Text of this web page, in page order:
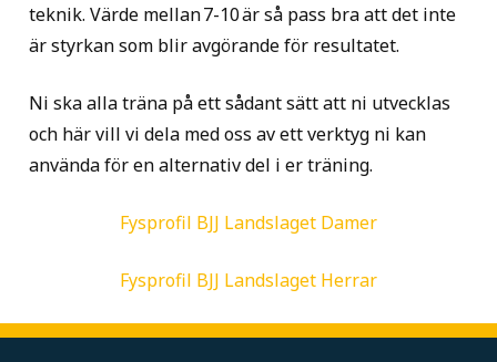
teknik. Värde mellan 7-10 är så pass bra att det inte
är styrkan som blir avgörande för resultatet.
Ni ska alla träna på ett sådant sätt att ni utvecklas
och här vill vi dela med oss av ett verktyg ni kan
använda för en alternativ del i er träning.
Fysprofil BJJ Landslaget Damer
Fysprofil BJJ Landslaget Herrar